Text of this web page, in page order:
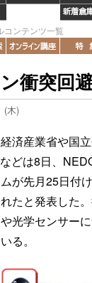
コンテンツ一覧
衝突回
(木)
経済産業省や国
などは8日、
が先月25日付
たと発表した
光学センサー
る。